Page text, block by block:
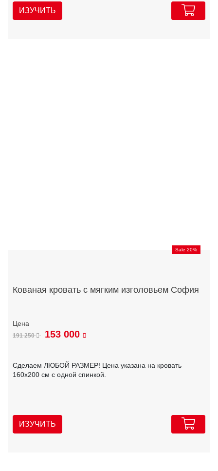
ИЗУЧИТЬ
Sale 20%
Кованая кровать с мягким изголовьем София
191 250 153 000
Сделаем ЛЮБОЙ РАЗМЕР! Цена указана на кровать
160х200 см с одной спинкой.
ИЗУЧИТЬ